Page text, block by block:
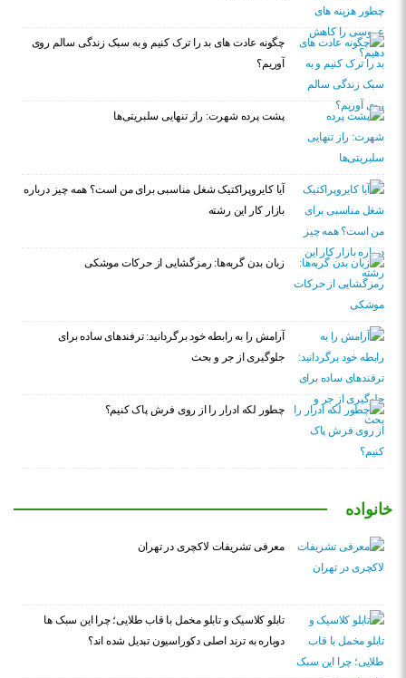
چگونه عادت‌ های بد را ترک کنیم و به سبک زندگی سالم روی
آوریم؟
پشت پرده شهرت: راز تنهایی سلبریتی‌ها
آیا کایروپراکتیک شغل مناسبی برای من است؟ همه چیز درباره
بازار کار این رشته
زبان بدن گربه‌ها: رمزگشایی از حرکات موشکی
آرامش را به رابطه خود برگردانید: ترفندهای ساده برای
جلوگیری از جر و بحث
چطور لکه ادرار را از روی فرش پاک کنیم؟
خانواده
معرفی تشریفات لاکچری در تهران
تابلو کلاسیک و تابلو مخمل با قاب طلایی؛ چرا این سبک ها
دوباره به ترند اصلی دکوراسیون تبدیل شده اند؟